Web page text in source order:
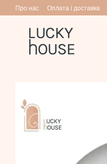
Перейти до основного
Про нас Оплата і доставка